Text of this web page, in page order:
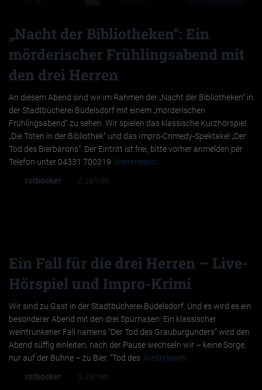
„Nacht der Bibliotheken“: Ein
mörderischer Frühlingsabend mit
den drei Herren
An diesem Abend sind wir im Rahmen der „Nacht der Bibliotheken“ in
der Stadtbücherei Büdelsdorf mit einem „mörderischen
Frühlingsabend“ zu sehen. Wir spielen das klassische Kurzhörspiel
„Die Toten in der Bibliothek“ und das Impro-Crimedy-Spektakel „Der
Tod des Bierbarons“. Der Eintritt ist frei, bitte vorher anmelden per
Telefon unter 04331 700319 Weiterlesen…
rotbocker 2 Jahren
Ein Fall für die drei Herren – Live-
Hörspiel und Impro-Krimi
Wir sind zu Gast in der Stadtbücherei Büdelsdorf. Und es wird es ein
besonderer Abend mit den drei Spürnasen: Ein klassischer
weintrunkener Fall namens “Der Tod des Grauburgunders” wird den
Abend süffig einleiten, nach der Pause wechseln wir – keine Sorge,
nur auf der Bühne – zu Bier. “Tod des Weiterlesen…
rotbocker 3 Jahren